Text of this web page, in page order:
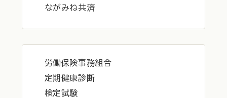
ながみね共済
労働保険事務組合
定期健康診断
検定試験